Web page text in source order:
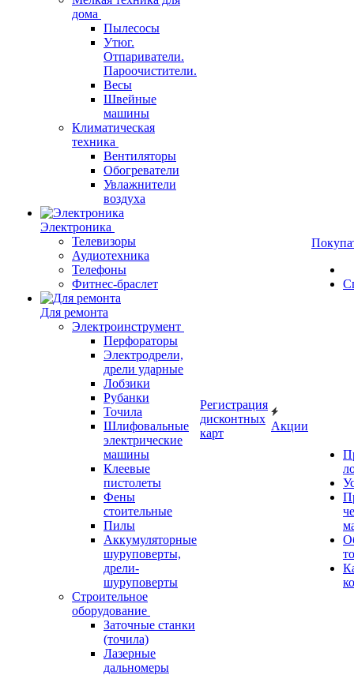
дома
Пылесосы
Утюг.
Отпариватели.
Пароочистители.
Весы
Швейные
машины
Климатическая
техника
Вентиляторы
Обогреватели
Увлажнители
воздуха
Электроника
Телевизоры
Аудиотехника
Телефоны
Фитнес-браслет
Для ремонта
Электроинструмент
Перфораторы
Электродрели,
дрели ударные
Лобзики
Рубанки
Точила
Шлифовальные
электрические
машины
Клеевые
пистолеты
Фены
стоительные
Пилы
Аккумуляторные
шуруповерты,
дрели-
шуруповерты
Строительное
оборудование
Заточные станки
(точила)
Лазерные
дальномеры
Регистрация
дисконтных
карт
Акции